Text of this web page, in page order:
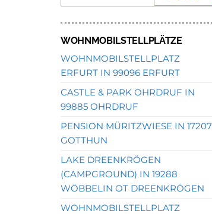
WOHNMOBILSTELLPLÄTZE
WOHNMOBILSTELLPLATZ
ERFURT IN 99096 ERFURT
CASTLE & PARK OHRDRUF IN
99885 OHRDRUF
PENSION MÜRITZWIESE IN 17207
GOTTHUN
LAKE DREENKRÖGEN
(CAMPGROUND) IN 19288
WÖBBELIN OT DREENKRÖGEN
WOHNMOBILSTELLPLATZ